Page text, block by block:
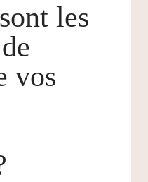
les
vos